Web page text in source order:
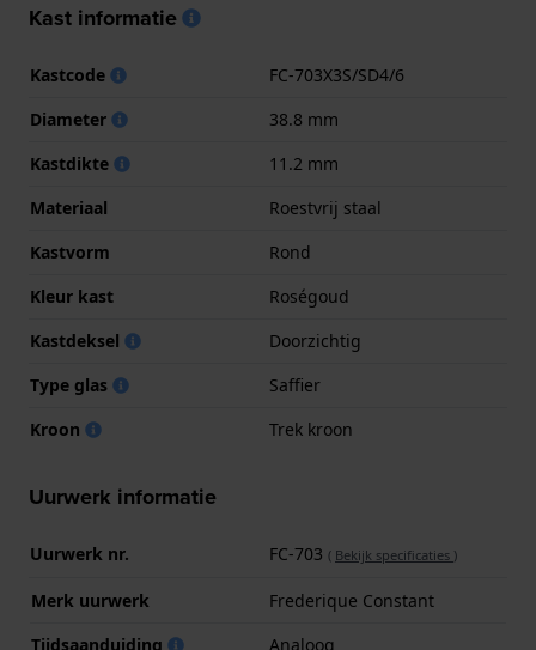
Kast informatie
Kastcode
FC-703X3S/SD4/6
Diameter
38.8 mm
Kastdikte
11.2 mm
Materiaal
Roestvrij staal
Kastvorm
Rond
Kleur kast
Roségoud
Kastdeksel
Doorzichtig
Type glas
Saffier
Kroon
Trek kroon
Uurwerk informatie
Uurwerk nr. FC-703 ( Bekijk specificaties )
Merk uurwerk
Frederique Constant
Tijdsaanduiding
Analoog